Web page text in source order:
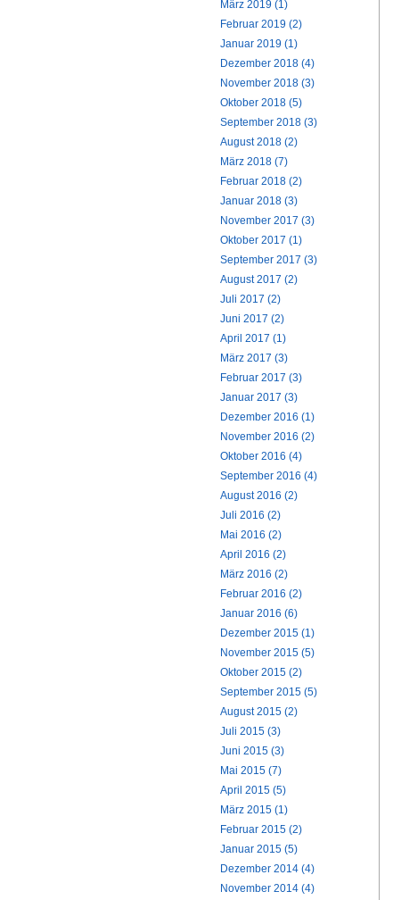
März 2019 (1)
Februar 2019 (2)
Januar 2019 (1)
Dezember 2018 (4)
November 2018 (3)
Oktober 2018 (5)
September 2018 (3)
August 2018 (2)
März 2018 (7)
Februar 2018 (2)
Januar 2018 (3)
November 2017 (3)
Oktober 2017 (1)
September 2017 (3)
August 2017 (2)
Juli 2017 (2)
Juni 2017 (2)
April 2017 (1)
März 2017 (3)
Februar 2017 (3)
Januar 2017 (3)
Dezember 2016 (1)
November 2016 (2)
Oktober 2016 (4)
September 2016 (4)
August 2016 (2)
Juli 2016 (2)
Mai 2016 (2)
April 2016 (2)
März 2016 (2)
Februar 2016 (2)
Januar 2016 (6)
Dezember 2015 (1)
November 2015 (5)
Oktober 2015 (2)
September 2015 (5)
August 2015 (2)
Juli 2015 (3)
Juni 2015 (3)
Mai 2015 (7)
April 2015 (5)
März 2015 (1)
Februar 2015 (2)
Januar 2015 (5)
Dezember 2014 (4)
November 2014 (4)